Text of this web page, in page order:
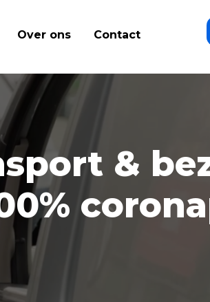
Over ons Contact
&